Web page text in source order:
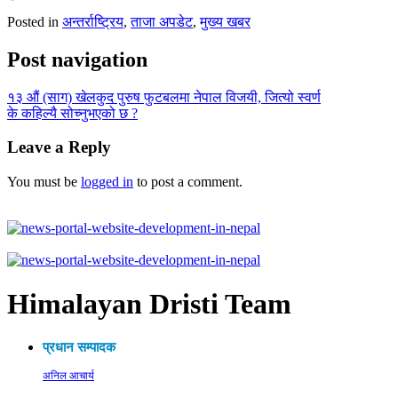
Posted in अन्तर्राष्ट्रिय,ताजा अपडेट,मुख्य खबर
Post navigation
१३ औं (साग) खेलकुद पुरुष फुटबलमा नेपाल विजयी, जित्यो स्वर्ण
के कहिल्यै सोच्नुभएको छ ?
Leave a Reply
You must be logged in to post a comment.
Himalayan Dristi Team
प्रधान सम्पादक
अनिल आचार्य